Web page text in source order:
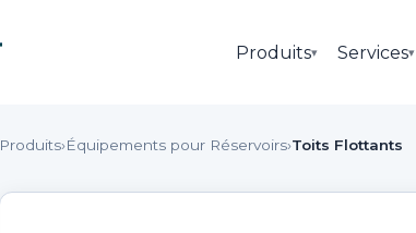
Produits▾ Services▾
Produits›Équipements pour Réservoirs›Toits Flottants